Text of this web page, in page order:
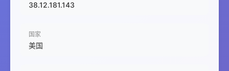
38.12.181.143
国家
美国